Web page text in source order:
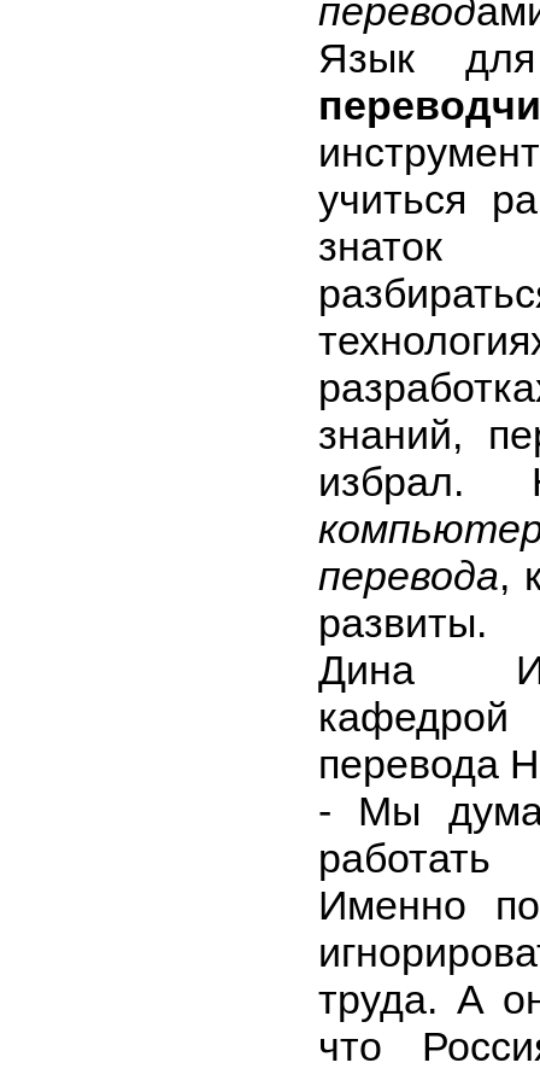
перевод
Язык для
учиться
знаток
знаний,
избрал.
перевода,
развиты.
Дина
перевода
- Мы
Именно
труда. А
что